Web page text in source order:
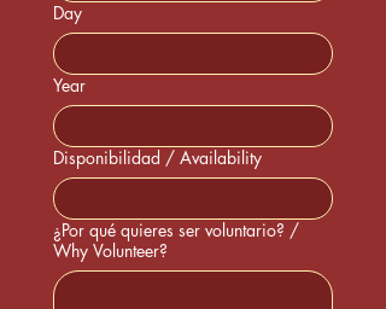
Day
Year
Disponibilidad / Availability
¿Por qué quieres ser voluntario? /
Why Volunteer?